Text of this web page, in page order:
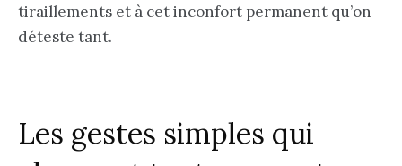
tiraillements et à cet inconfort permanent qu’on
déteste tant.
Les gestes simples qui